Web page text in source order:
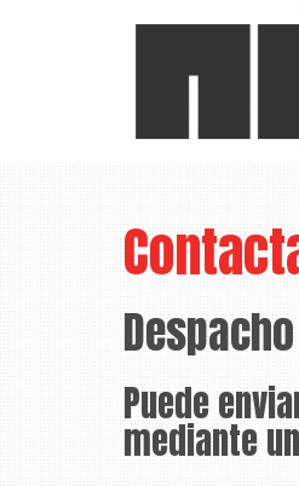
Puede
mediante